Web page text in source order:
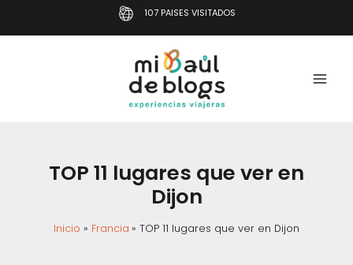
al
107 PAISES VISITADOS
TOP 11 lugares que ver en
Dijon
Inicio Francia TOP 11 lugares que ver en Dijon